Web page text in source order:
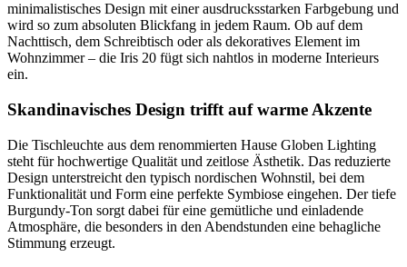
minimalistisches Design mit einer ausdrucksstarken Farbgebung und
wird so zum absoluten Blickfang in jedem Raum. Ob auf dem
Nachttisch, dem Schreibtisch oder als dekoratives Element im
Wohnzimmer – die Iris 20 fügt sich nahtlos in moderne Interieurs
ein.
Skandinavisches Design trifft auf warme Akzente
Die Tischleuchte aus dem renommierten Hause Globen Lighting
steht für hochwertige Qualität und zeitlose Ästhetik. Das reduzierte
Design unterstreicht den typisch nordischen Wohnstil, bei dem
Funktionalität und Form eine perfekte Symbiose eingehen. Der tiefe
Burgundy-Ton sorgt dabei für eine gemütliche und einladende
Atmosphäre, die besonders in den Abendstunden eine behagliche
Stimmung erzeugt.